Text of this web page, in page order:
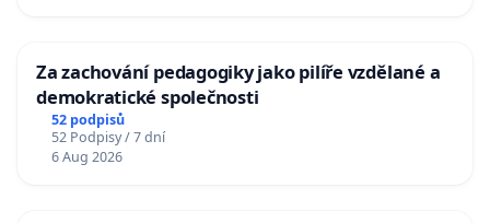
Za zachování pedagogiky jako pilíře vzdělané a
demokratické společnosti
52 podpisů
52 Podpisy / 7 dní
6 Aug 2026